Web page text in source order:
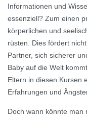
Informationen und
essenziell? Zum einen
körperlichen und
rüsten. Dies fördert
Partner, sich sicherer
Baby auf die Welt
Eltern in diesen Kursen
Erfahrungen und
Doch wann könnte man